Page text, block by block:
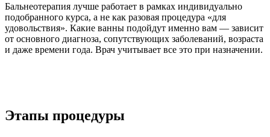
Бальнеотерапия лучше работает в рамках индивидуально
подобранного курса, а не как разовая процедура «для
удовольствия». Какие ванны подойдут именно вам — зависит
от основного диагноза, сопутствующих заболеваний, возраста
и даже времени года. Врач учитывает все это при назначении.
Этапы процедуры